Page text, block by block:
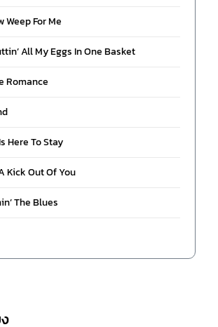
Weep For Me
All My Eggs In One Basket
Romance
Here To Stay
Kick Out Of You
The Blues